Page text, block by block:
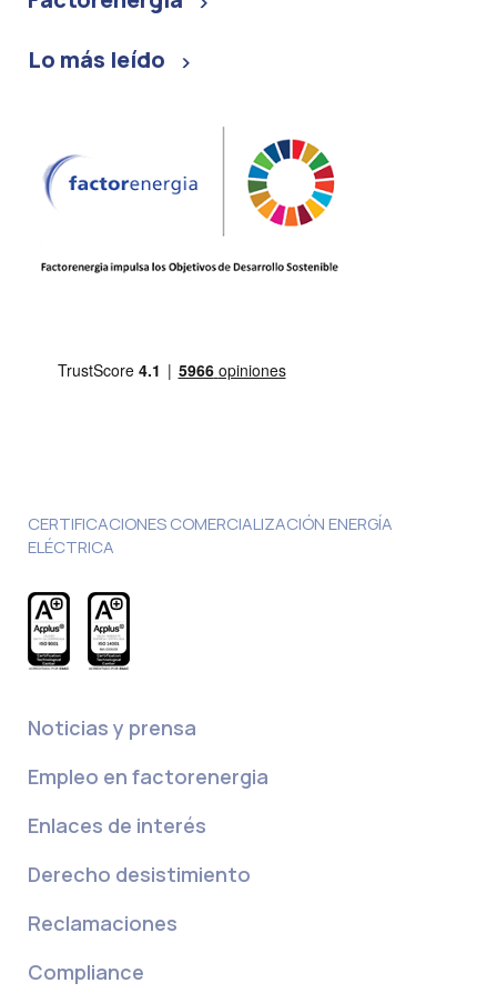
Lo más leído
CERTIFICACIONES COMERCIALIZACIÓN ENERGÍA
ELÉCTRICA
Noticias y prensa
Empleo en factorenergia
Enlaces de interés
Derecho desistimiento
Reclamaciones
Compliance